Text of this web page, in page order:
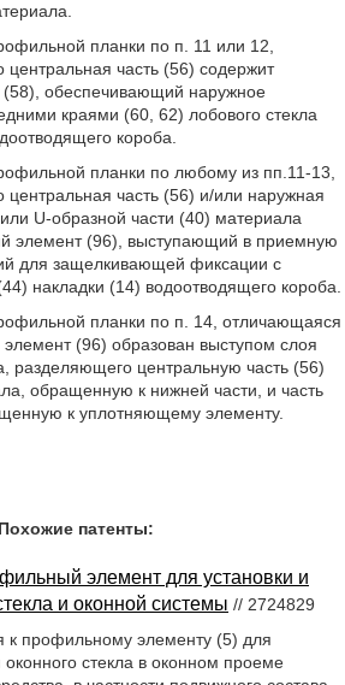
планки по п. 11 или 12,
часть (56) содержит
обеспечивающий наружное
краями (60, 62) лобового стекла
короба.
планки по любому из пп.11-13,
часть (56) и/или наружная
U-образной части (40) материала
элемент (96), выступающий в приемную
для защелкивающей фиксации с
накладки (14) водоотводящего короба.
планки по п. 14, отличающаяся
(96) образован выступом слоя
разделяющего центральную часть (56)
обращенную к нижней части, и часть
к уплотняющему элементу.
Похожие патенты:
элемент для установки и
и оконной системы // 2724829
к профильному элементу (5) для
стекла в оконном проеме